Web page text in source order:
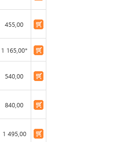
455,00
1 165,00*
540,00
840,00
1 495,00